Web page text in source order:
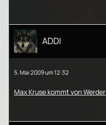
ADDI
5. Mai 2009 um 12:32
Max Kruse kommt von Werder